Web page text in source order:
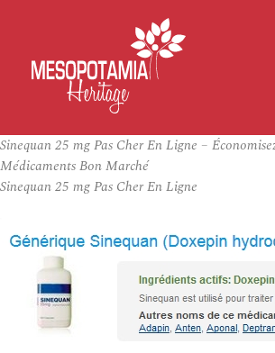
Sinequan 25 mg Pas Cher En Ligne –
Médicaments Bon Marché
Sinequan 25 mg Pas Cher En Ligne